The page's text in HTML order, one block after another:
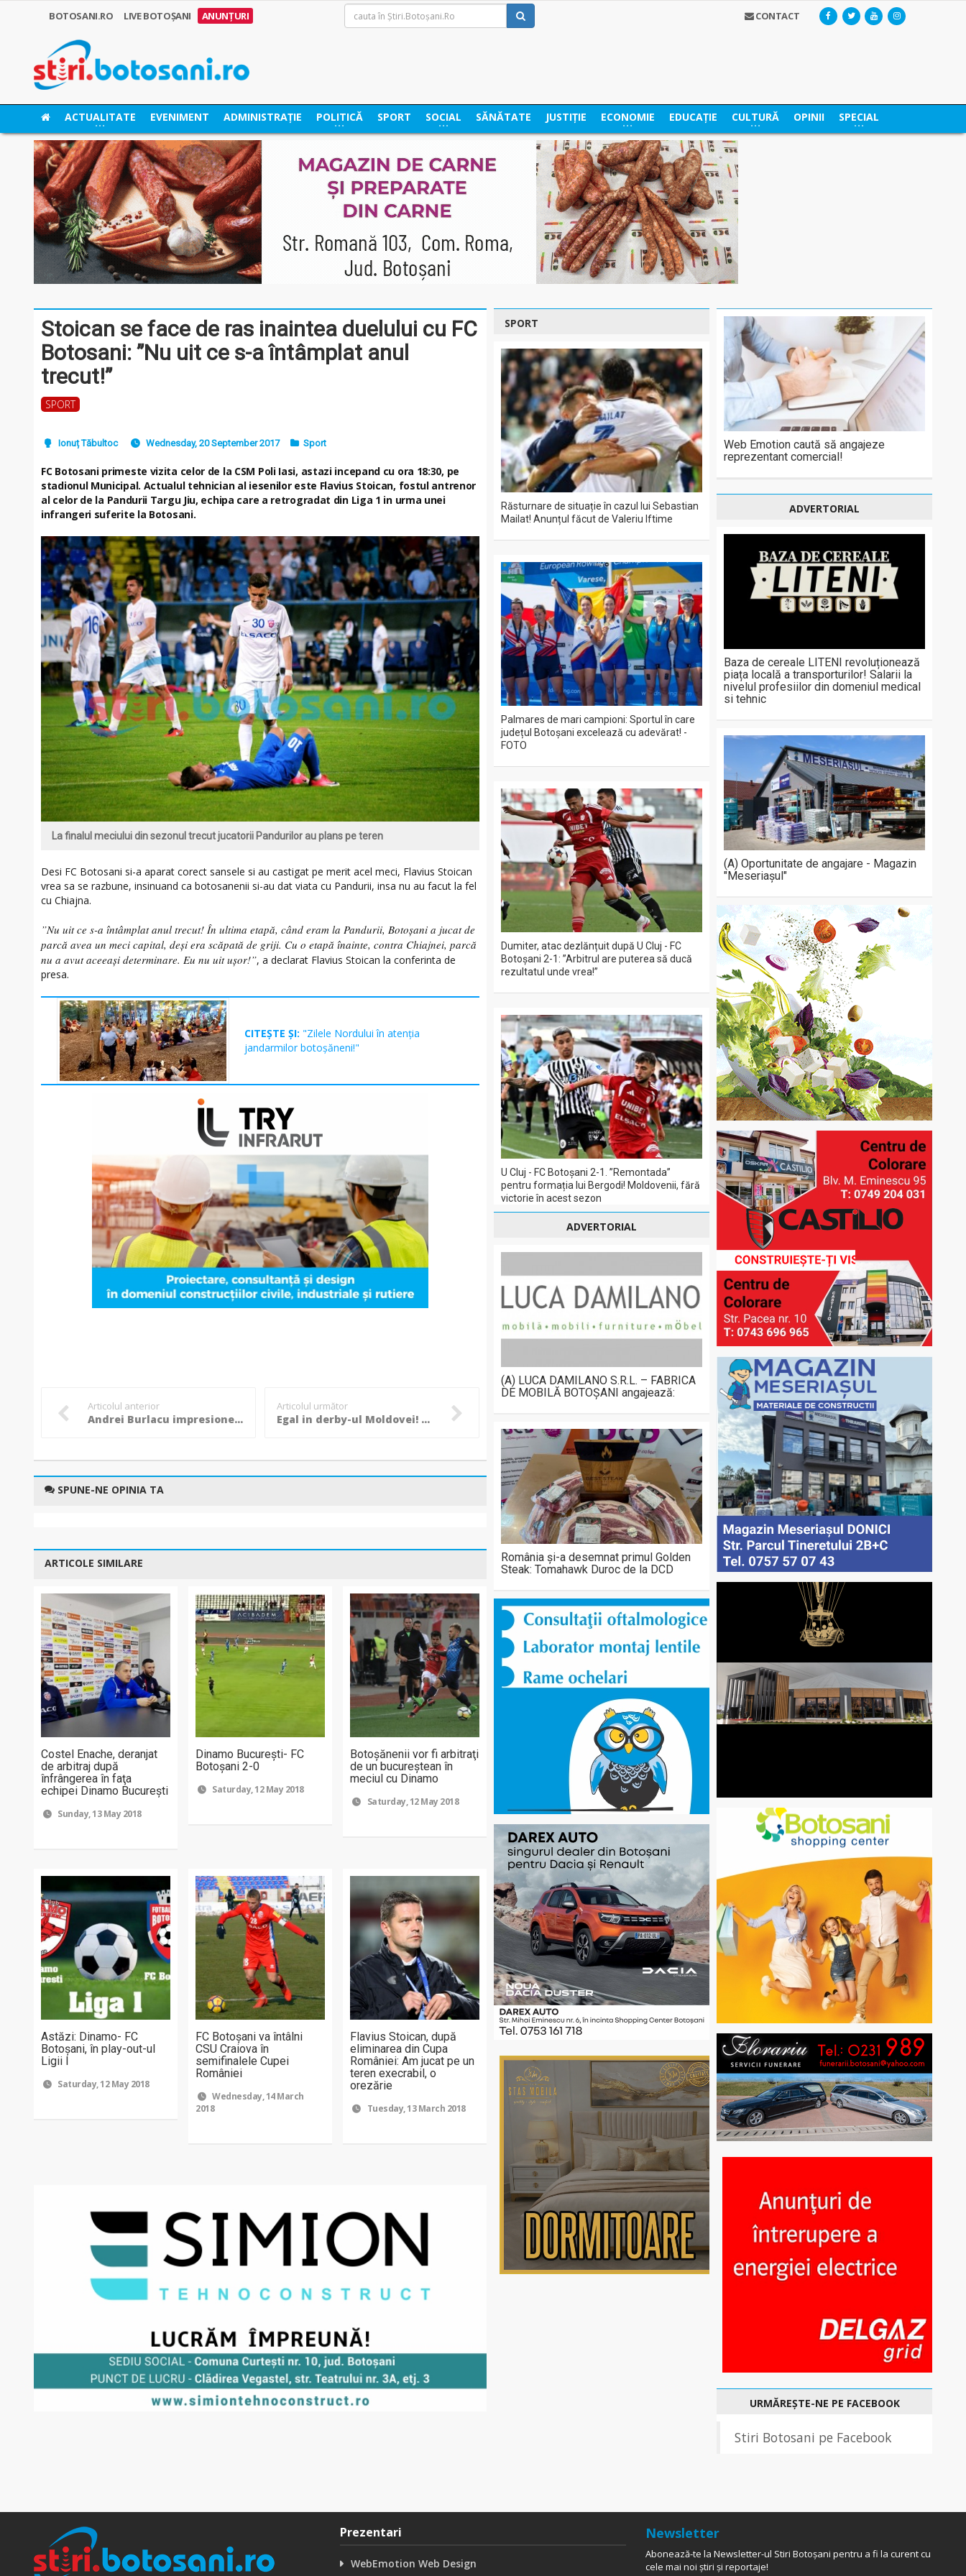
BOTOSANI.RO LIVE BOTOȘANI ANUNȚURI CONTACT
ACTUALITATE EVENIMENT ADMINISTRAȚIE POLITICĂ SPORT SOCIAL SĂNĂTATE JUSTIȚIE ECONOMIE EDUCAȚIE CULTURĂ OPINII SPECIAL
Stoican se face de ras inaintea duelului cu FC
Botosani: ”Nu uit ce s-a întâmplat anul
trecut!”
SPORT
Ionuț Tăbultoc Wednesday, 20 September 2017 Sport
FC Botosani primeste vizita celor de la CSM Poli Iasi, astazi incepand cu ora 18:30, pe
stadionul Municipal. Actualul tehnician al iesenilor este Flavius Stoican, fostul antrenor
al celor de la Pandurii Targu Jiu, echipa care a retrogradat din Liga 1 in urma unei
infrangeri suferite la Botosani.
La finalul meciului din sezonul trecut jucatorii Pandurilor au plans pe teren
Desi FC Botosani si-a aparat corect sansele si au castigat pe merit acel meci, Flavius Stoican
vrea sa se razbune, insinuand ca botosanenii si-au dat viata cu Pandurii, insa nu au facut la fel
cu Chiajna.
”Nu uit ce s-a întâmplat anul trecut! În ultima etapă, când eram la Pandurii, Botoşani a jucat de
parcă avea un meci capital, deşi era scăpată de griji. Cu o etapă înainte, contra Chiajnei, parcă
nu a avut aceeaşi determinare. Eu nu uit uşor!”, a declarat Flavius Stoican la conferinta de
presa.
CITEȘTE ȘI: "Zilele Nordului în atenția
jandarmilor botoșăneni!"
Articolul anterior
Andrei Burlacu impresioneaza in continuare la Universitatea Craiova! Un nou gol pentru tanarul botosanean! VIDEO
Articolul următor
Egal in derby-ul Moldovei! Sase goluri, doua penalty-uri si doua eliminari! GALERIE FOTO, VIDEO
SPUNE-NE OPINIA TA
ARTICOLE SIMILARE
Costel Enache, deranjat
de arbitraj după
înfrângerea în faţa
echipei Dinamo Bucureşti
Sunday, 13 May 2018
Dinamo Bucureşti- FC
Botoşani 2-0
Saturday, 12 May 2018
Botoşănenii vor fi arbitraţi
de un bucureştean în
meciul cu Dinamo
Saturday, 12 May 2018
Astăzi: Dinamo- FC
Botoşani, în play-out-ul
Ligii I
Saturday, 12 May 2018
FC Botoşani va întâlni
CSU Craiova în
semifinalele Cupei
României
Wednesday, 14 March
2018
Flavius Stoican, după
eliminarea din Cupa
României: Am jucat pe un
teren execrabil, o
orezărie
Tuesday, 13 March 2018
SPORT
Răsturnare de situație în cazul lui Sebastian
Mailat! Anunțul făcut de Valeriu Iftime
Palmares de mari campioni: Sportul în care
județul Botoșani excelează cu adevărat! -
FOTO
Dumiter, atac dezlănțuit după U Cluj - FC
Botoșani 2-1: ”Arbitrul are puterea să ducă
rezultatul unde vrea!”
U Cluj - FC Botoșani 2-1. ”Remontada”
pentru formația lui Bergodi! Moldovenii, fără
victorie în acest sezon
ADVERTORIAL
(A) LUCA DAMILANO S.R.L. – FABRICA
DE MOBILĂ BOTOȘANI angajează:
România și-a desemnat primul Golden
Steak: Tomahawk Duroc de la DCD
Web Emotion caută să angajeze
reprezentant comercial!
ADVERTORIAL
Baza de cereale LITENI revoluționează
piața locală a transporturilor! Salarii la
nivelul profesiilor din domeniul medical
si tehnic
(A) Oportunitate de angajare - Magazin
"Meseriașul"
URMĂREȘTE-NE PE FACEBOOK
Stiri Botosani pe Facebook
Prezentari
WebEmotion Web Design
Newsletter
Abonează-te la Newsletter-ul Stiri Botoșani pentru a fi la curent cu
cele mai noi știri și reportaje!